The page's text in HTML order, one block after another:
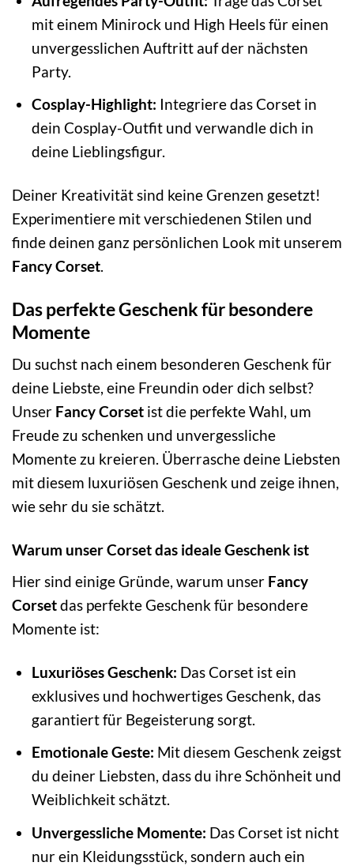
mit einem Minirock und High Heels für einen
unvergesslichen Auftritt auf der nächsten
Party.
Cosplay-Highlight: Integriere das Corset in
dein Cosplay-Outfit und verwandle dich in
deine Lieblingsfigur.
Deiner Kreativität sind keine Grenzen gesetzt!
Experimentiere mit verschiedenen Stilen und
finde deinen ganz persönlichen Look mit unserem
Fancy Corset.
Das perfekte Geschenk für besondere
Momente
Du suchst nach einem besonderen Geschenk für
deine Liebste, eine Freundin oder dich selbst?
Unser Fancy Corset ist die perfekte Wahl, um
Freude zu schenken und unvergessliche
Momente zu kreieren. Überrasche deine Liebsten
mit diesem luxuriösen Geschenk und zeige ihnen,
wie sehr du sie schätzt.
Warum unser Corset das ideale Geschenk ist
Hier sind einige Gründe, warum unser Fancy
Corsetdas perfekte Geschenk für besondere
Momente ist:
Luxuriöses Geschenk: Das Corset ist ein
exklusives und hochwertiges Geschenk, das
garantiert für Begeisterung sorgt.
Emotionale Geste: Mit diesem Geschenk zeigst
du deiner Liebsten, dass du ihre Schönheit und
Weiblichkeit schätzt.
Unvergessliche Momente: Das Corset ist nicht
nur ein Kleidungsstück, sondern auch ein